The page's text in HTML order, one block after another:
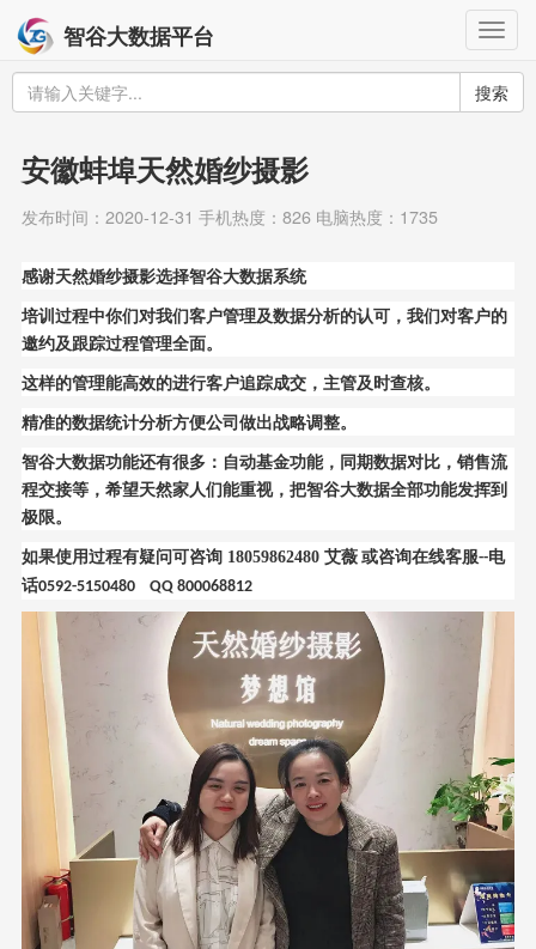
智谷大数据平台
搜索
安徽蚌埠天然婚纱摄影
发布时间：2020-12-31 手机热度：826 电脑热度：1735
感谢天然婚纱摄影选择智谷大数据系统
培训过程中你们对我们客户管理及数据分析的认可，我们对客户的
邀约及跟踪过程管理全面。
这样的管理能高效的进行客户追踪成交，主管及时查核。
精准的数据统计分析方便公司做出战略调整。
智谷大数据功能还有很多：自动基金功能，同期数据对比，销售流
程交接等，希望天然家人们能重视，把智谷大数据全部功能发挥到
极限。
如果使用过程有疑问可咨询 18059862480 艾薇 或咨询在线客服--电
话0592-5150480 QQ 800068812